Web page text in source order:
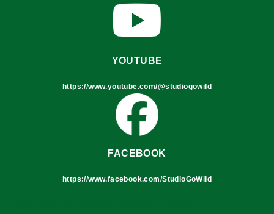
YOUTUBE
https://www.youtube.com/@studiogowild
FACEBOOK
https://www.facebook.com/StudioGoWild